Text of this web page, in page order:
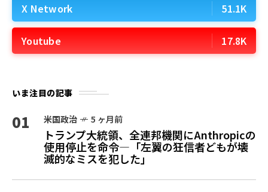
X Network 51.1K
Youtube 17.8K
いま注目の記事
01 米国政治 5 ヶ月前
トランプ大統領、全連邦機関にAnthropicの
使用停止を命令—「左翼の狂信者どもが壊
滅的なミスを犯した」